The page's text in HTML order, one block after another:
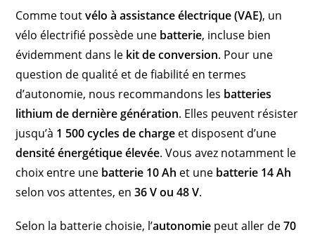
Comme toutvélo à assistance électrique (VAE), un
vélo électrifié possède une batterie, incluse bien
évidemment dans le kit de conversion. Pour une
question de qualité et de fiabilité en termes
d’autonomie, nous recommandons les batteries
lithium de dernière génération. Elles peuvent résister
jusqu’à 1 500 cycles de charge et disposent d’une
densité énergétique élevée. Vous avez notamment le
choix entre une batterie 10 Ah et une batterie 14 Ah
selon vos attentes, en36 V ou 48 V.
Selon la batterie choisie, l’autonomie peut aller de70